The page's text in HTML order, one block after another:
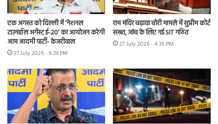
एक अगस्त को दिल्ली में ‘नेशनल
टाउनहॉल अगेंस्ट ई-20’ का आयोजन करेगी
आम आदमी पार्टी- केजरीवाल
27 July 2026 - 6:29 PM
राम मंदिर चढ़ावा चोरी मामले में सुप्रीम कोर्ट
सख्त, जांच के लिए नई SIT गठित
27 July 2026 - 4:35 PM